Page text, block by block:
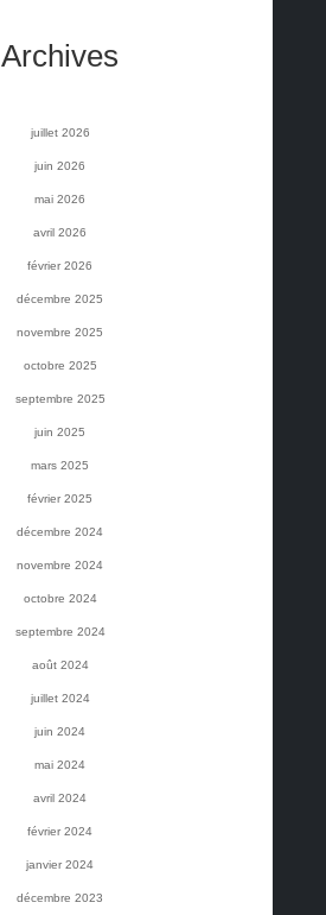
Archives
juillet 2026
juin 2026
mai 2026
avril 2026
février 2026
décembre 2025
novembre 2025
octobre 2025
septembre 2025
juin 2025
mars 2025
février 2025
décembre 2024
novembre 2024
octobre 2024
septembre 2024
août 2024
juillet 2024
juin 2024
mai 2024
avril 2024
février 2024
janvier 2024
décembre 2023